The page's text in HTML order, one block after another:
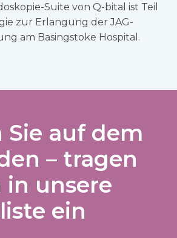
Suite von Q-bital ist Teil
zur Erlangung der JAG-
am Basingstoke Hospital.
Sie auf dem
– tragen
in unsere
ein